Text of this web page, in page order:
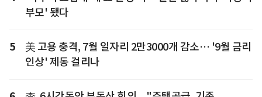
부모' 됐다
5
美 고용 충격, 7월 일자리 2만3000개 감소… '9월 금리
인상' 제동 걸리나